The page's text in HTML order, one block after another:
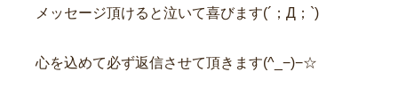
メッセージ頂けると泣いて喜びます(´；Д；`)
心を込めて必ず返信させて頂きます(^_−)−☆